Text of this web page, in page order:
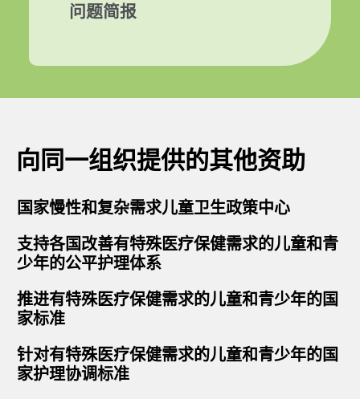
问题简报
向同一组织提供的其他资助
国家慢性和复杂需求儿童卫生政策中心
支持各国改善有特殊医疗保健需求的儿童和青
少年的公平护理体系
推进有特殊医疗保健需求的儿童和青少年的国
家标准
针对有特殊医疗保健需求的儿童和青少年的国
家护理协调标准